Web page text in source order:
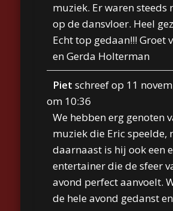
muziek. Er waren steeds
op de dansvloer. Heel
Echt top gedaan!!! Groet
en Gerda Holterman
Pietschreef op 11
om 10:36
We hebben erg genoten
muziek die Eric speelde,
daarnaast is hij ook een
entertainer die de sfeer
avond perfect aanvoelt.
de hele avond gedanst